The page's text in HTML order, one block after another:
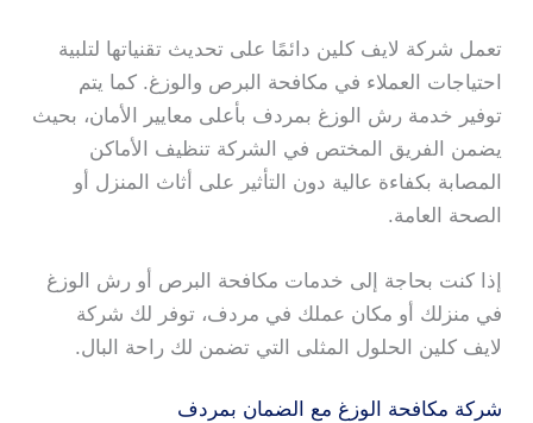
تعمل شركة لايف كلين دائمًا على تحديث تقنياتها لتلبية
احتياجات العملاء في مكافحة البرص والوزغ. كما يتم
توفير خدمة رش الوزغ بمردف بأعلى معايير الأمان، بحيث
يضمن الفريق المختص في الشركة تنظيف الأماكن
المصابة بكفاءة عالية دون التأثير على أثاث المنزل أو
الصحة العامة.
إذا كنت بحاجة إلى خدمات مكافحة البرص أو رش الوزغ
في منزلك أو مكان عملك في مردف، توفر لك شركة
لايف كلين الحلول المثلى التي تضمن لك راحة البال.
شركة مكافحة الوزغ مع الضمان بمردف